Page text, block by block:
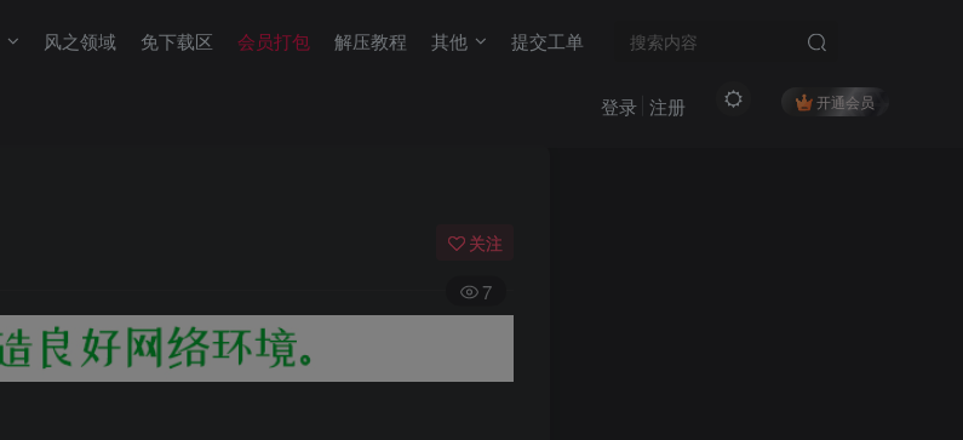
风之领域 免下载区 会员打包 解压教程 其他 提交工单
开通会员
登录 注册
关注
7